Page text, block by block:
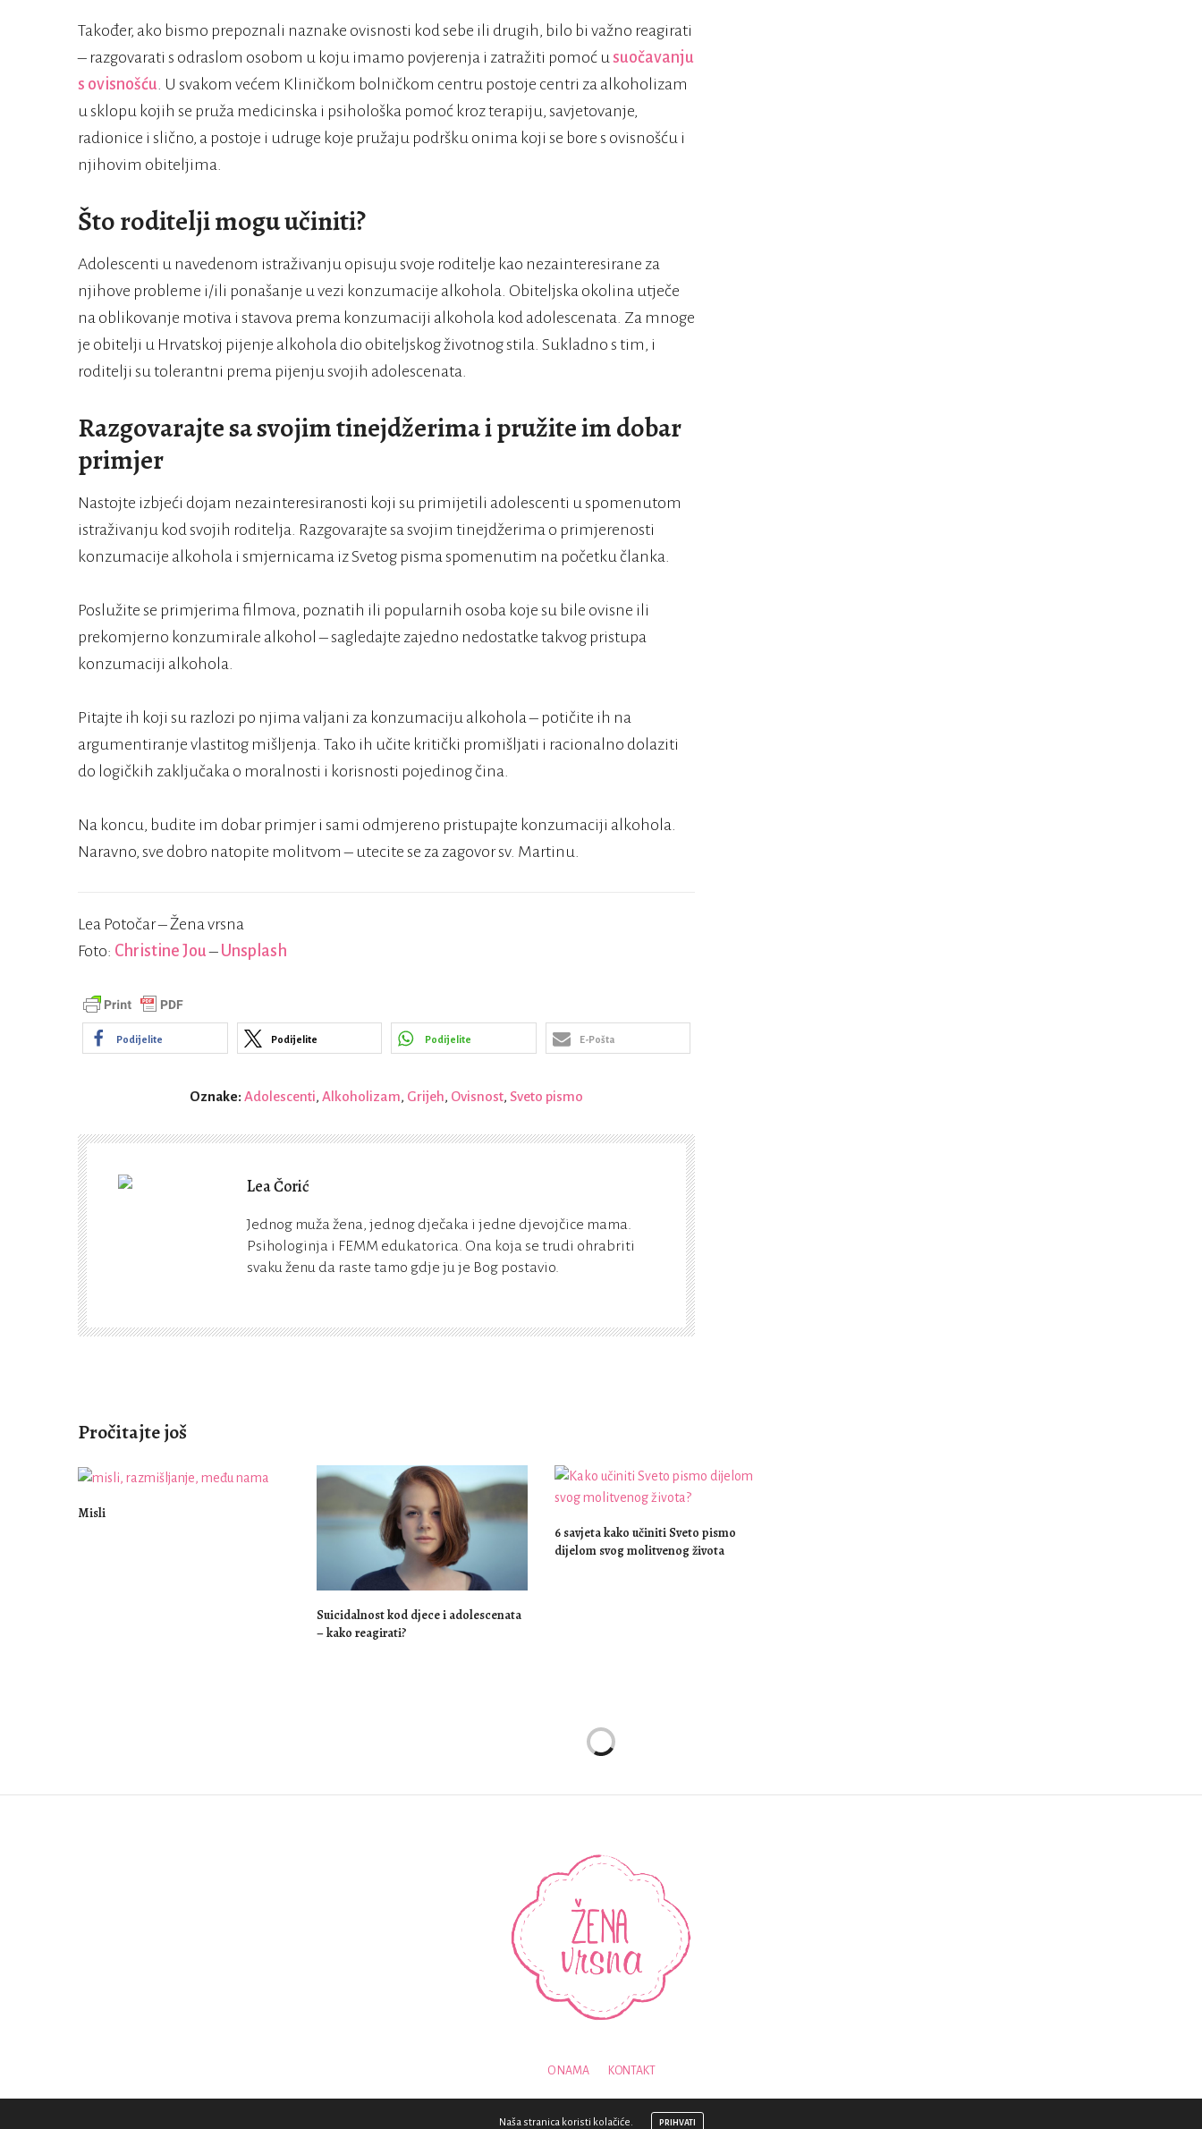
Također, ako bismo prepoznali naznake ovisnosti kod sebe ili drugih, bilo bi važno reagirati
– razgovarati s odraslom osobom u koju imamo povjerenja i zatražiti pomoć usuočavanju
s ovisnošću. U svakom većem Kliničkom bolničkom centru postoje centri za alkoholizam
u sklopu kojih se pruža medicinska i psihološka pomoć kroz terapiju, savjetovanje,
radionice i slično, a postoje i udruge koje pružaju podršku onima koji se bore s ovisnošću i
njihovim obiteljima.
Što roditelji mogu učiniti?
Adolescenti u navedenom istraživanju opisuju svoje roditelje kao nezainteresirane za
njihove probleme i/ili ponašanje u vezi konzumacije alkohola. Obiteljska okolina utječe
na oblikovanje motiva i stavova prema konzumaciji alkohola kod adolescenata. Za mnoge
je obitelji u Hrvatskoj pijenje alkohola dio obiteljskog životnog stila. Sukladno s tim, i
roditelji su tolerantni prema pijenju svojih adolescenata.
Razgovarajte sa svojim tinejdžerima i pružite im dobar
primjer
Nastojte izbjeći dojam nezainteresiranosti koji su primijetili adolescenti u spomenutom
istraživanju kod svojih roditelja. Razgovarajte sa svojim tinejdžerima o primjerenosti
konzumacije alkohola i smjernicama iz Svetog pisma spomenutim na početku članka.
Poslužite se primjerima filmova, poznatih ili popularnih osoba koje su bile ovisne ili
prekomjerno konzumirale alkohol – sagledajte zajedno nedostatke takvog pristupa
konzumaciji alkohola.
Pitajte ih koji su razlozi po njima valjani za konzumaciju alkohola – potičite ih na
argumentiranje vlastitog mišljenja. Tako ih učite kritički promišljati i racionalno dolaziti
do logičkih zaključaka o moralnosti i korisnosti pojedinog čina.
Na koncu, budite im dobar primjer i sami odmjereno pristupajte konzumaciji alkohola.
Naravno, sve dobro natopite molitvom – utecite se za zagovor sv. Martinu.
Lea Potočar – Žena vrsna
Foto: Christine Jou– Unsplash
Podijelite Podijelite Podijelite E-Pošta
Oznake: Adolescenti, Alkoholizam, Grijeh, Ovisnost, Sveto pismo
Lea Čorić
Jednog muža žena, jednog dječaka i jedne djevojčice mama.
Psihologinja i FEMM edukatorica. Ona koja se trudi ohrabriti
svaku ženu da raste tamo gdje ju je Bog postavio.
Pročitajte još
Misli
Suicidalnost kod djece i adolescenata
– kako reagirati?
6 savjeta kako učiniti Sveto pismo
dijelom svog molitvenog života
O NAMA KONTAKT
© 2018 - SVA PRAVA PRIDRŽANA - ZENAVRSNA.COM
Naša stranica koristi kolačiće. PRIHVATI